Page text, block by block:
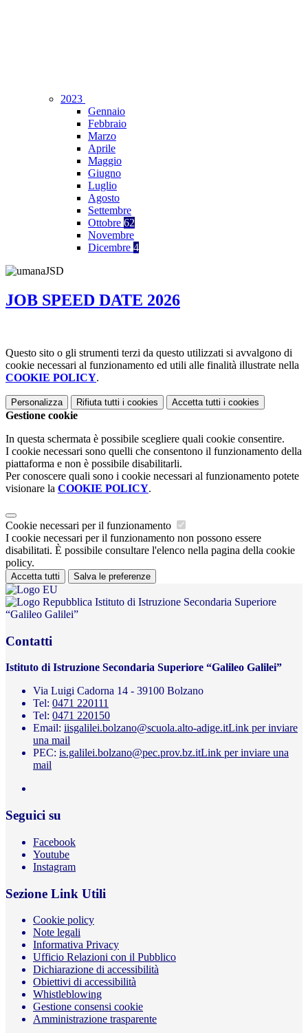
2023
Gennaio
Febbraio
Marzo
Aprile
Maggio
Giugno
Luglio
Agosto
Settembre
Ottobre 62
Novembre
Dicembre 4
JOB SPEED DATE 2026
Questo sito o gli strumenti terzi da questo utilizzati si avvalgono di
cookie necessari al funzionamento ed utili alle finalità illustrate nella
COOKIE POLICY.
Personalizza Rifiuta tutti i cookies Accetta tutti i cookies
Gestione cookie
In questa schermata è possibile scegliere quali cookie consentire.
I cookie necessari sono quelli che consentono il funzionamento della
piattaforma e non è possibile disabilitarli.
Per conoscere quali sono i cookie necessari al funzionamento potete
visionare la COOKIE POLICY.
Cookie necessari per il funzionamento
I cookie necessari per il funzionamento non possono essere
disabilitati. È possibile consultare l'elenco nella pagina della cookie
policy.
Accetta tutti Salva le preferenze
Istituto di Istruzione Secondaria Superiore
“Galileo Galilei”
Contatti
Istituto di Istruzione Secondaria Superiore “Galileo Galilei”
Via Luigi Cadorna 14 - 39100 Bolzano
Tel: 0471 220111
Tel: 0471 220150
Email: iisgalilei.bolzano@scuola.alto-adige.itLink per inviare
una mail
PEC: is.galilei.bolzano@pec.prov.bz.itLink per inviare una
mail
Seguici su
Facebook
Youtube
Instagram
Sezione Link Utili
Cookie policy
Note legali
Informativa Privacy
Ufficio Relazioni con il Pubblico
Dichiarazione di accessibilità
Obiettivi di accessibilità
Whistleblowing
Gestione consensi cookie
Amministrazione trasparente